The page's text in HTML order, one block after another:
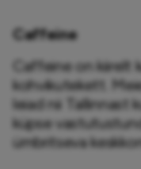
Caffeine
Caffeine on kiirelt
kohvikutekett.
leiad nii Tallinnast
küpse
ümbritseva